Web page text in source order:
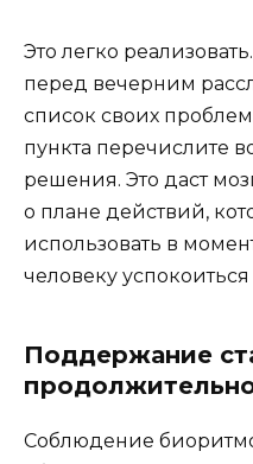
Это легко
перед вечерним
список своих
пункта перечислите
решения. Это даст
о плане действий,
использовать в
человеку
Поддержание
Соблюдение